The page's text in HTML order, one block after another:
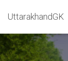
UttarakhandGK